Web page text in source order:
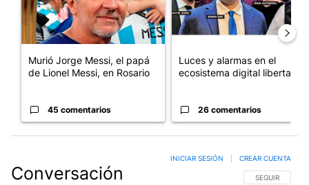
Murió Jorge Messi, el papá
de Lionel Messi, en Rosario
45 comentarios
Luces y alarmas en el
ecosistema digital libertario
26 comentarios
Conversación SIGA ESTA
SEGUIR
INICIAR SESIÓN CREAR CUENTA